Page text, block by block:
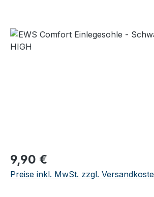
Regulärer Preis:
9,90 €
Preise inkl. MwSt. zzgl.